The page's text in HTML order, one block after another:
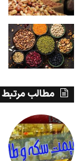
مطالب مرتبط